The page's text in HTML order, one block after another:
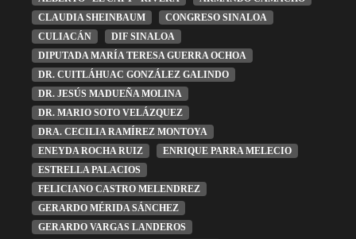
CLAUDIA SHEINBAUM
CONGRESO SINALOA
CULIACÁN
DIF SINALOA
DIPUTADA MARÍA TERESA GUERRA OCHOA
DR. CUITLÁHUAC GONZÁLEZ GALINDO
DR. JESÚS MADUEÑA MOLINA
DR. MARIO SOTO VELÁZQUEZ
DRA. CECILIA RAMÍREZ MONTOYA
ENEYDA ROCHA RUIZ
ENRIQUE PARRA MELECIO
ESTRELLA PALACIOS
FELICIANO CASTRO MELENDREZ
GERARDO MÉRIDA SÁNCHEZ
GERARDO VARGAS LANDEROS